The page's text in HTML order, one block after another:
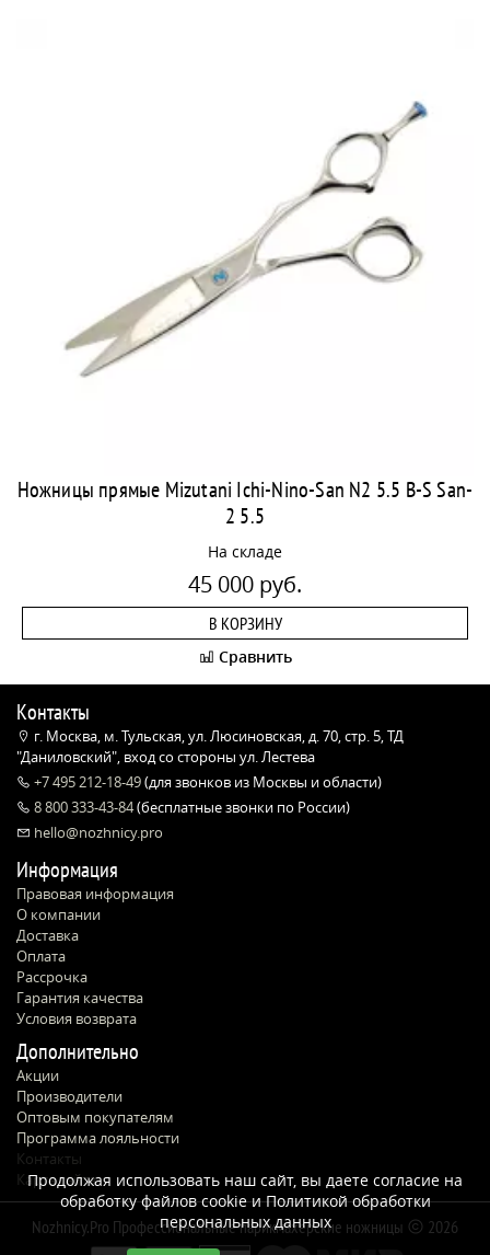
Ножницы прямые Mizutani Ichi-Nino-San N2 5.5 B-S San-
2 5.5
На складе
45 000 руб.
В КОРЗИНУ
Сравнить
Контакты
г. Москва, м. Тульская, ул. Люсиновская, д. 70, стр. 5, ТД
"Даниловский", вход со стороны ул. Лестева
+7 495 212-18-49(для звонков из Москвы и области)
8 800 333-43-84(бесплатные звонки по России)
hello@nozhnicy.pro
Информация
Правовая информация
О компании
Доставка
Оплата
Рассрочка
Гарантия качества
Условия возврата
Дополнительно
Акции
Производители
Оптовым покупателям
Программа лояльности
Контакты
Карта сайта
Nozhnicy.Pro Профессиональные парикмахерские ножницы 2026
Продолжая использовать наш сайт, вы даете согласие на
обработку файлов cookie иПолитикой обработки
персональных данных